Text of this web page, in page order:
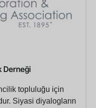
Derneği
topluluğu için
Siyasi diyalogların